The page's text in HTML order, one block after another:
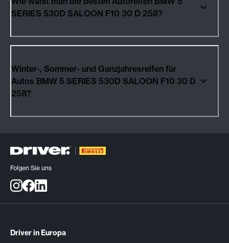
SERIES 530D SALOON F10 30 D 258?
Winter-, Sommer- und Ganzjahresreifen für
Autos BMW 5 SERIES 530D SALOON F10 30 D
258?
Folgen Sie uns
Driver in Europa